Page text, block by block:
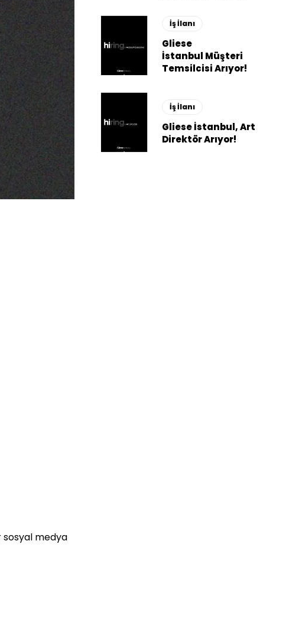
sosyal medya
İş İlanı
Gliese
İstanbul Müşteri
Temsilcisi Arıyor!
İş İlanı
Gliese İstanbul, Art
Direktör Arıyor!